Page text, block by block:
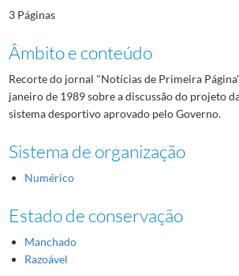
3 Páginas
Âmbito e conteúdo
Recorte do jornal "Notícias de Primeira
janeiro de 1989 sobre a discussão do projeto
sistema desportivo aprovado pelo Governo.
Sistema de organização
Numérico
Estado de conservação
Manchado
Razoável